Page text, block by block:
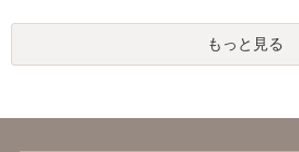
もっと見る